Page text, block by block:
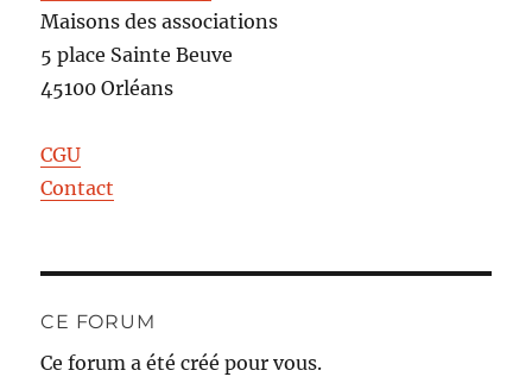
Maisons des associations
5 place Sainte Beuve
45100 Orléans
CGU
Contact
CE FORUM
Ce forum a été créé pour vous.